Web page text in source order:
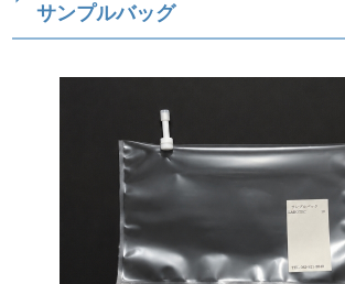
サンプルバッグ